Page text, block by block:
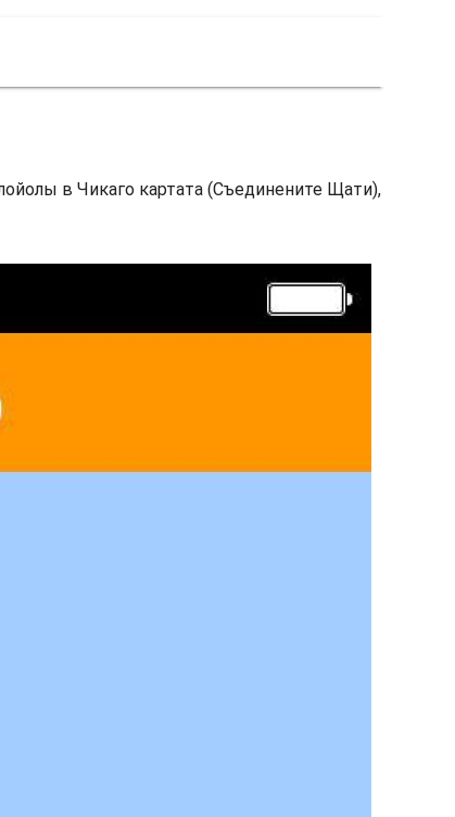
в Чикаго картата (Съединените Щати),